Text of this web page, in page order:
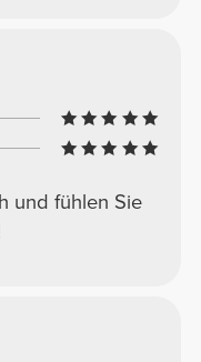
und fühlen Sie